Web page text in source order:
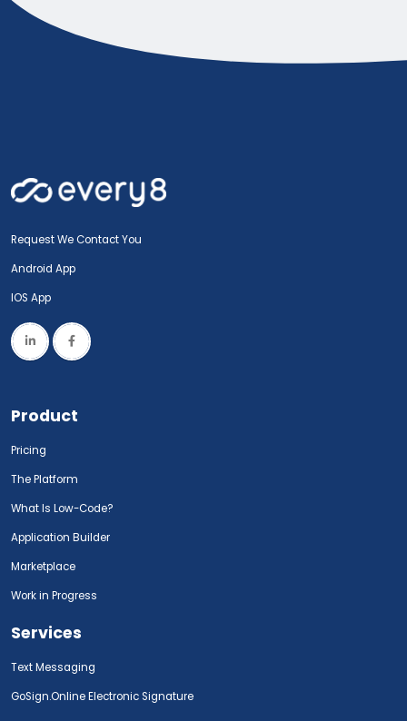
Request We Contact You
Android App
IOS App
Product
Pricing
The Platform
What Is Low-Code?
Application Builder
Marketplace
Work in Progress
Services
Text Messaging
GoSign.Online Electronic Signature